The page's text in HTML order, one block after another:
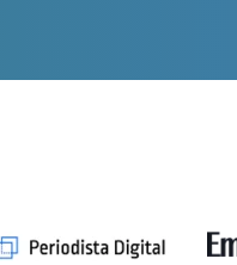
Castilla-La
en La Rioja